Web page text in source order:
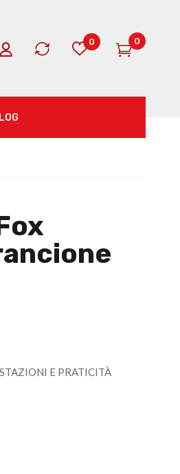
0 0
E PRATICITÀ